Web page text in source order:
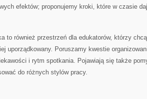
efektów; proponujemy kroki, które w czasie
to również przestrzeń dla edukatorów, którzy
uporządkowany. Poruszamy kwestie
i rytm spotkania. Pojawiają się także
do różnych stylów pracy.